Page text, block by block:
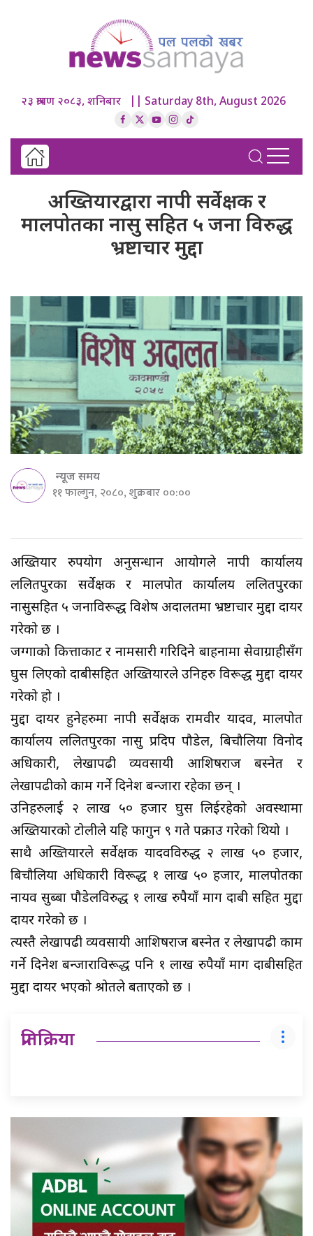
२३ श्रावण २०८३, शनिबार || Saturday 8th, August 2026
अख्तियारद्वारा नापी सर्वेक्षक र
मालपोतका नासु सहित ५ जना विरुद्ध
भ्रष्टाचार मुद्दा
न्यूज समय
११ फाल्गुन, २०८०, शुक्रबार ००:००
अख्तियार दुरुपयोग अनुसन्धान आयोगले नापी कार्यालय
ललितपुरका सर्वेक्षक र मालपोत कार्यालय ललितपुरका
नासुसहित ५ जनाविरूद्ध विशेष अदालतमा भ्रष्टाचार मुद्दा दायर
गरेको छ ।
जग्गाको कित्ताकाट र नामसारी गरिदिने बाहनामा सेवाग्राहीसँग
घुस लिएको दाबीसहित अख्तियारले उनिहरु विरूद्ध मुद्दा दायर
गरेको हो ।
मुद्दा दायर हुनेहरुमा नापी सर्वेक्षक रामवीर यादव, मालपोत
कार्यालय ललितपुरका नासु प्रदिप पौडेल, बिचौलिया विनोद
अधिकारी, लेखापढी व्यवसायी आशिषराज बस्नेत र
लेखापढीको काम गर्ने दिनेश बन्जारा रहेका छन् ।
उनिहरुलाई २ लाख ५० हजार घुस लिईरहेको अवस्थामा
अख्तियारको टोलीले यहि फागुन ९ गते पक्राउ गरेको थियो ।
साथै अख्तियारले सर्वेक्षक यादवविरुद्ध २ लाख ५० हजार,
बिचौलिया अधिकारी विरूद्ध १ लाख ५० हजार, मालपोतका
नायव सुब्बा पौडेलविरुद्ध १ लाख रुपैयाँ माग दाबी सहित मुद्दा
दायर गरेको छ ।
त्यस्तै लेखापढी व्यवसायी आशिषराज बस्नेत र लेखापढी काम
गर्ने दिनेश बन्जाराविरूद्ध पनि १ लाख रुपैयाँ माग दाबीसहित
मुद्दा दायर भएको श्रोतले बताएको छ ।
प्रतिक्रिया